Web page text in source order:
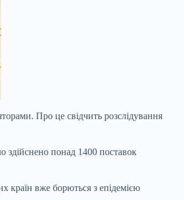
Про це свідчить розслідування
здійснено понад 1400 поставок
країн вже борються з епідемією